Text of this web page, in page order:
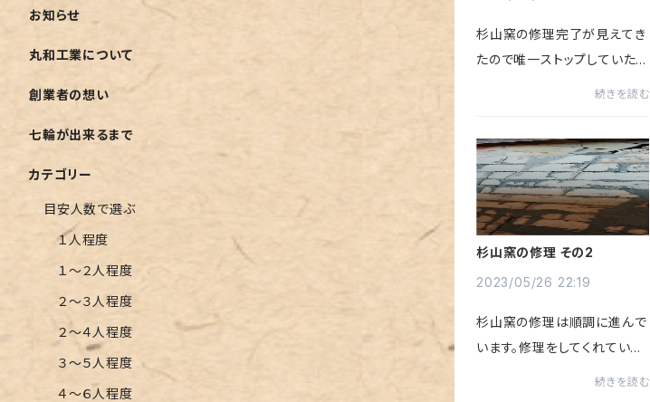
杉山窯の修理完了が見えてき
たので唯一ストップしていた
を作ります。「火種コンロ」は全
国の焼肉店などで使われてい
る丸和工業の超主力製品の一
つです...
続きを読む
杉山窯の修理 その2
2023/05/26 22:19
杉山窯の修理は順調に進んで
います。修理をしてくれている
続きを読む
お知らせ
丸和工業について
創業者の想い
七輪が出来るまで
カテゴリー
目安人数で選ぶ
１人程度
１〜２人程度
２〜３人程度
２〜４人程度
３〜５人程度
４〜６人程度